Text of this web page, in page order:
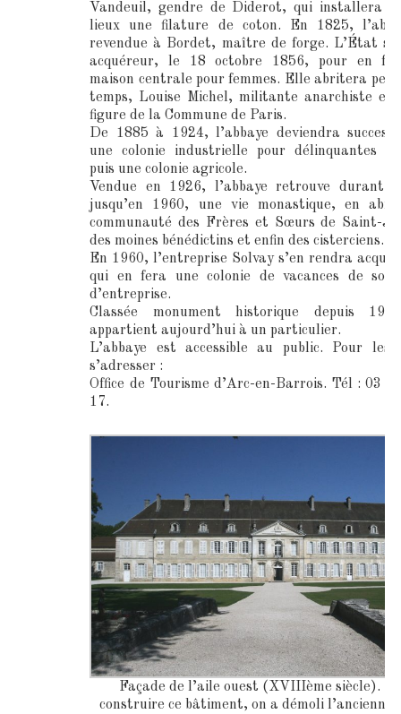
Vandeuil, gendre de Diderot, qui installera
lieux une filature de coton. En 1825,
revendue à Bordet, maître de forge. L’État
acquéreur, le 18 octobre 1856, pour en
maison centrale pour femmes. Elle abritera
temps, Louise Michel, militante anarchiste et
figure de la Commune de Paris.
De 1885 à 1924, l’abbaye deviendra
une colonie industrielle pour délinquantes
puis une colonie agricole.
Vendue en 1926, l’abbaye retrouve durant
jusqu’en 1960, une vie monastique, en
communauté des Frères et Sœurs de Saint-
des moines bénédictins et enfin des cisterciens.
En 1960, l’entreprise Solvay s’en rendra
qui en fera une colonie de vacances de son
d’entreprise.
Classée monument historique depuis
appartient aujourd’hui à un particulier.
L’abbaye est accessible au public. Pour les
s’adresser :
Office de Tourisme d’Arc-en-Barrois. Tél : 03
17.
Façade de l’aile ouest (XVIIIème siècle).
construire ce bâtiment, on a démoli l’ancienne